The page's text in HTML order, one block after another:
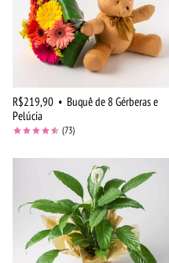
R$219,90 • Buquê de 8 Gérberas e
Pelúcia
(73)